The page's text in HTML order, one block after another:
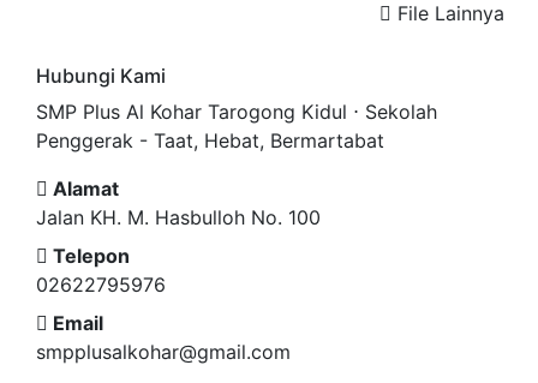
File Lainnya
Hubungi Kami
SMP Plus Al Kohar Tarogong Kidul ⋅ Sekolah
Penggerak - Taat, Hebat, Bermartabat
Alamat
Jalan KH. M. Hasbulloh No. 100
Telepon
02622795976
Email
smpplusalkohar@gmail.com